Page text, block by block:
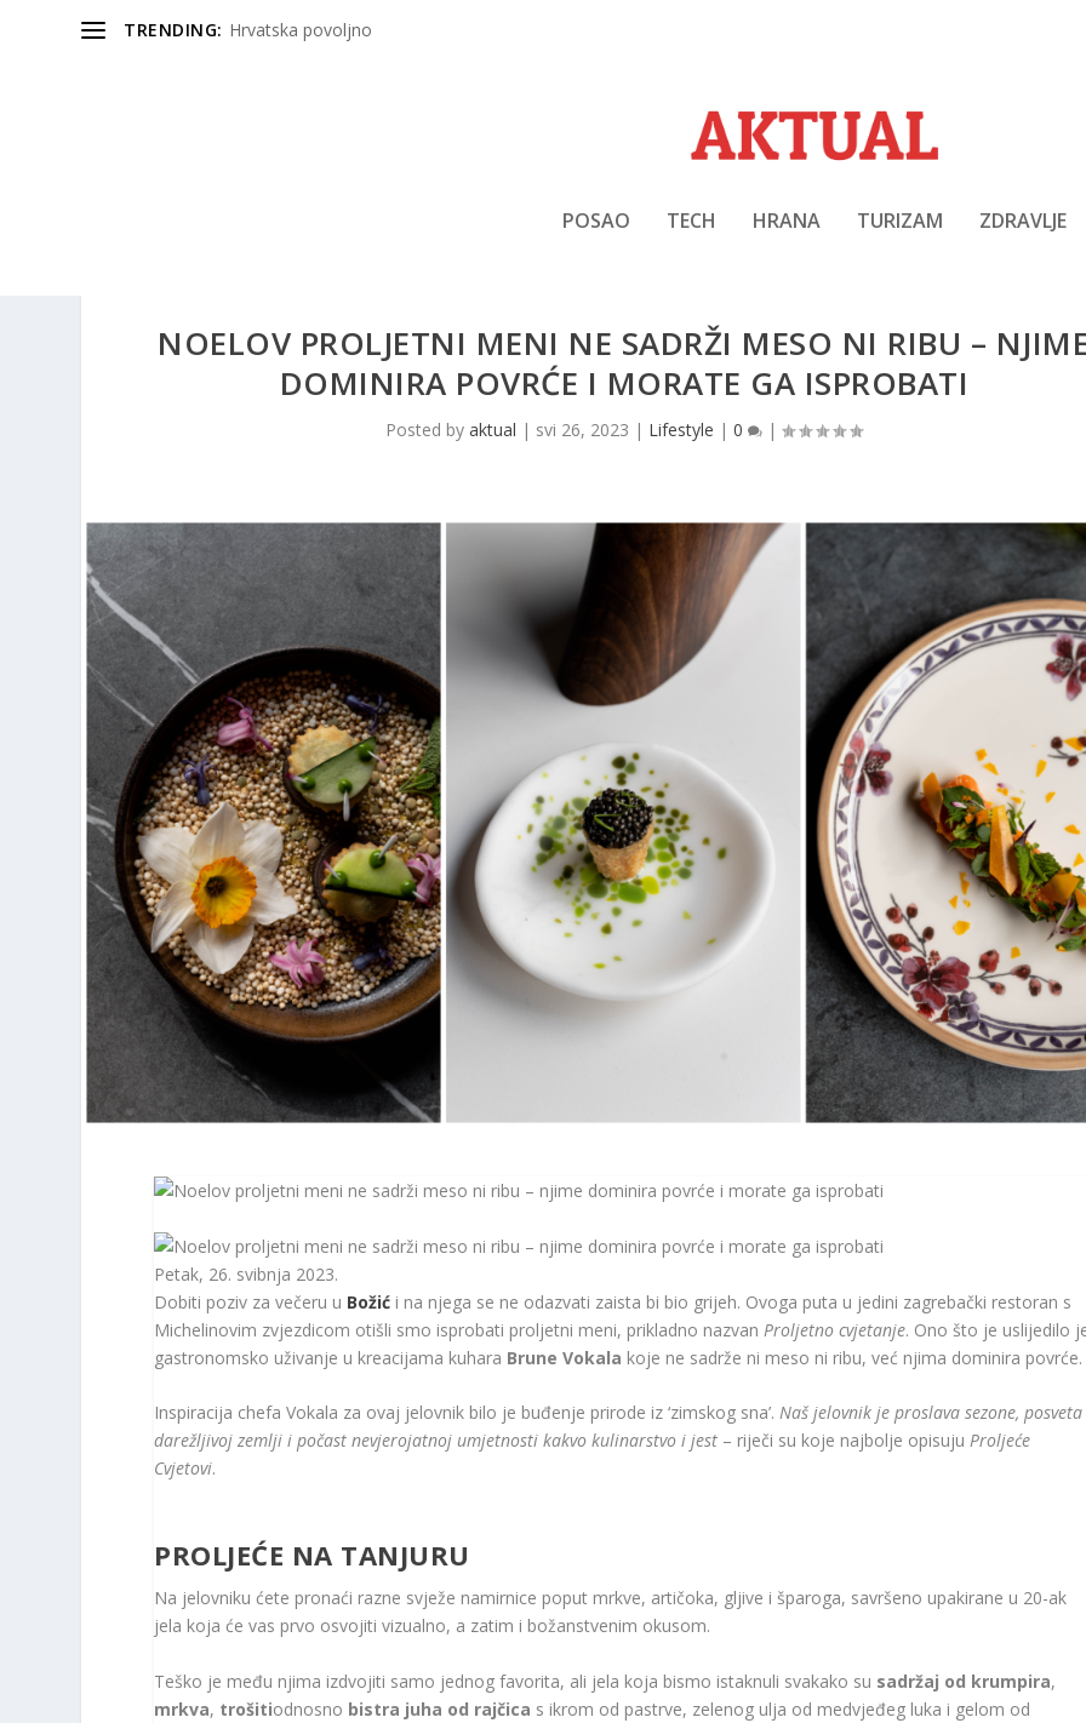
TRENDING: Hrvatska povoljno
POSAO TECH HRANA TURIZAM ZDRAVLJE
NOELOV PROLJETNI MENI NE SADRŽI MESO NI RIBU –
DOMINIRA POVRĆE I MORATE GA ISPROBATI
Posted byaktual | svi 26, 2023 | Lifestyle |0 |
Petak, 26. svibnja 2023.
Dobiti poziv za večeru u Božić i na njega se ne odazvati zaista bi bio grijeh. Ovoga puta u jedini zagrebački restoran s
Michelinovim zvjezdicom otišli smo isprobati proljetni meni, prikladno nazvan Proljetno cvjetanje. Ono što je uslijedilo
gastronomsko uživanje u kreacijama kuhara Brune Vokala koje ne sadrže ni meso ni ribu, već njima dominira povrće.
Inspiracija chefa Vokala za ovaj jelovnik bilo je buđenje prirode iz ‘zimskog sna’.Naš jelovnik je proslava sezone, posveta
darežljivoj zemlji i počast nevjerojatnoj umjetnosti kakvo kulinarstvo i jest – riječi su koje najbolje opisujuProljeće
Cvjetovi.
PROLJEĆE NA TANJURU
Na jelovniku ćete pronaći razne svježe namirnice poput mrkve, artičoka, gljive i šparoga, savršeno upakirane u 20-ak
jela koja će vas prvo osvojiti vizualno, a zatim i božanstvenim okusom.
Teško je među njima izdvojiti samo jednog favorita, ali jela koja bismo istaknuli svakako su sadržaj od krumpira,
mrkva, trošitiodnosno bistra juha od rajčica s ikrom od pastrve, zelenog ulja od medvjeđeg luka i gelom od